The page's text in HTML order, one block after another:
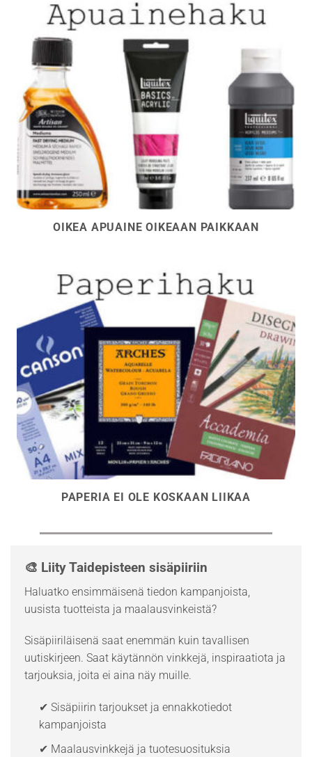
OIKEA APUAINE OIKEAAN PAIKKAAN
PAPERIA EI OLE KOSKAAN LIIKAA
🎨 Liity Taidepisteen sisäpiiriin
Haluatko ensimmäisenä tiedon kampanjoista,
uusista tuotteista ja maalausvinkeistä?
Sisäpiiriläisenä saat enemmän kuin tavallisen
uutiskirjeen. Saat käytännön vinkkejä, inspiraatiota ja
tarjouksia, joita ei aina näy muille.
✔ Sisäpiirin tarjoukset ja ennakkotiedot
kampanjoista
✔ Maalausvinkkejä ja tuotesuosituksia